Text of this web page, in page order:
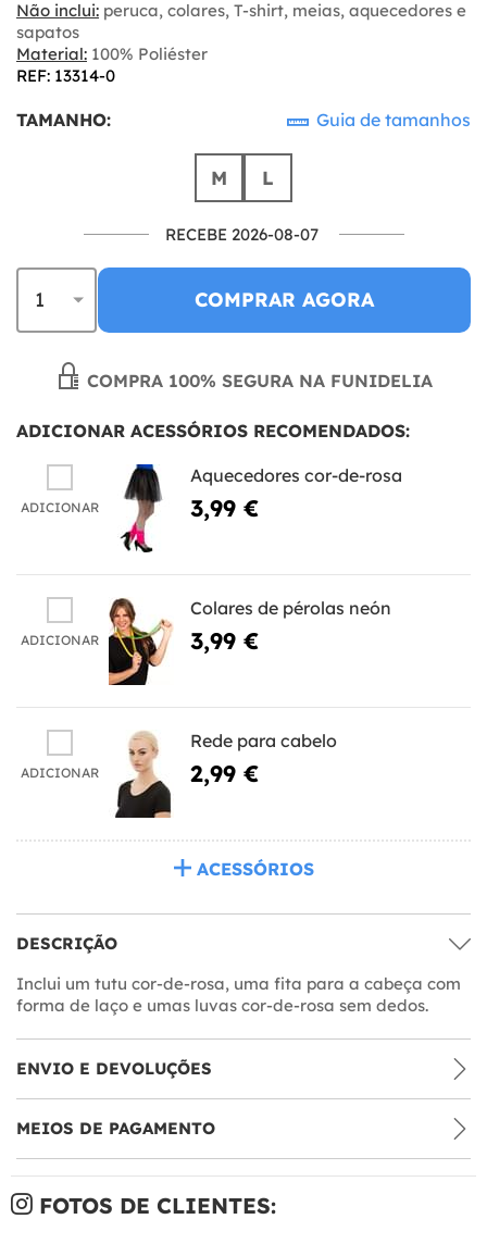
Não inclui: peruca, colares, T-shirt, meias, aquecedores e
sapatos
Material: 100% Poliéster
REF: 13314-0
TAMANHO: Guia de tamanhos
M L
RECEBE 2026-08-07
COMPRAR AGORA
COMPRA 100% SEGURA NA FUNIDELIA
ADICIONAR ACESSÓRIOS RECOMENDADOS:
ADICIONAR
Aquecedores cor-de-rosa
3,99 €
ADICIONAR
Colares de pérolas neón
3,99 €
ADICIONAR
Rede para cabelo
2,99 €
ACESSÓRIOS
DESCRIÇÃO
Inclui um tutu cor-de-rosa, uma fita para a cabeça com
forma de laço e umas luvas cor-de-rosa sem dedos.
ENVIO E DEVOLUÇÕES
MEIOS DE PAGAMENTO
FOTOS DE CLIENTES: